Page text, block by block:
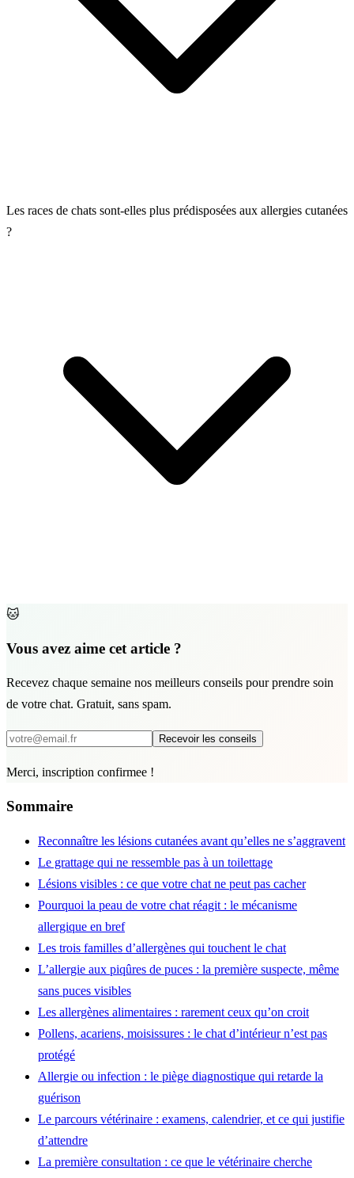
Les races de chats sont-elles plus prédisposées aux allergies cutanées
?
🐱
Vous avez aime cet article ?
Recevez chaque semaine nos meilleurs conseils pour prendre soin
de votre chat. Gratuit, sans spam.
Recevoir les conseils
Merci, inscription confirmee !
Sommaire
Reconnaître les lésions cutanées avant qu’elles ne s’aggravent
Le grattage qui ne ressemble pas à un toilettage
Lésions visibles : ce que votre chat ne peut pas cacher
Pourquoi la peau de votre chat réagit : le mécanisme
allergique en bref
Les trois familles d’allergènes qui touchent le chat
L’allergie aux piqûres de puces : la première suspecte, même
sans puces visibles
Les allergènes alimentaires : rarement ceux qu’on croit
Pollens, acariens, moisissures : le chat d’intérieur n’est pas
protégé
Allergie ou infection : le piège diagnostique qui retarde la
guérison
Le parcours vétérinaire : examens, calendrier, et ce qui justifie
d’attendre
La première consultation : ce que le vétérinaire cherche